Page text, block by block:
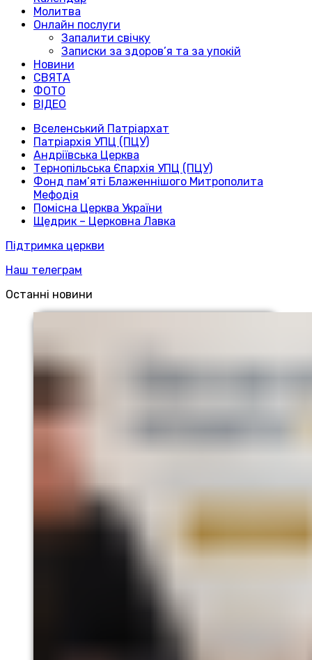
Молитва
Онлайн послуги
Запалити свічку
Записки за здоров’я та за упокій
Новини
СВЯТА
ФОТО
ВІДЕО
Вселенський Патріархат
Патріархія УПЦ (ПЦУ)
Андріївська Церква
Тернопільська Єпархія УПЦ (ПЦУ)
Фонд пам’яті Блаженнішого Митрополита
Мефодія
Помісна Церква України
Щедрик – Церковна Лавка
Підтримка церкви
Наш телеграм
Останні новини